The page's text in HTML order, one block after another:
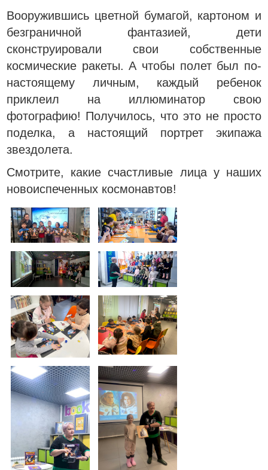
Вооружившись цветной бумагой, картоном и
безграничной фантазией, дети
сконструировали свои собственные
космические ракеты. А чтобы полет был по-
настоящему личным, каждый ребенок
приклеил на иллюминатор свою
фотографию! Получилось, что это не просто
поделка, а настоящий портрет экипажа
звездолета.
Смотрите, какие счастливые лица у наших
новоиспеченных космонавтов!